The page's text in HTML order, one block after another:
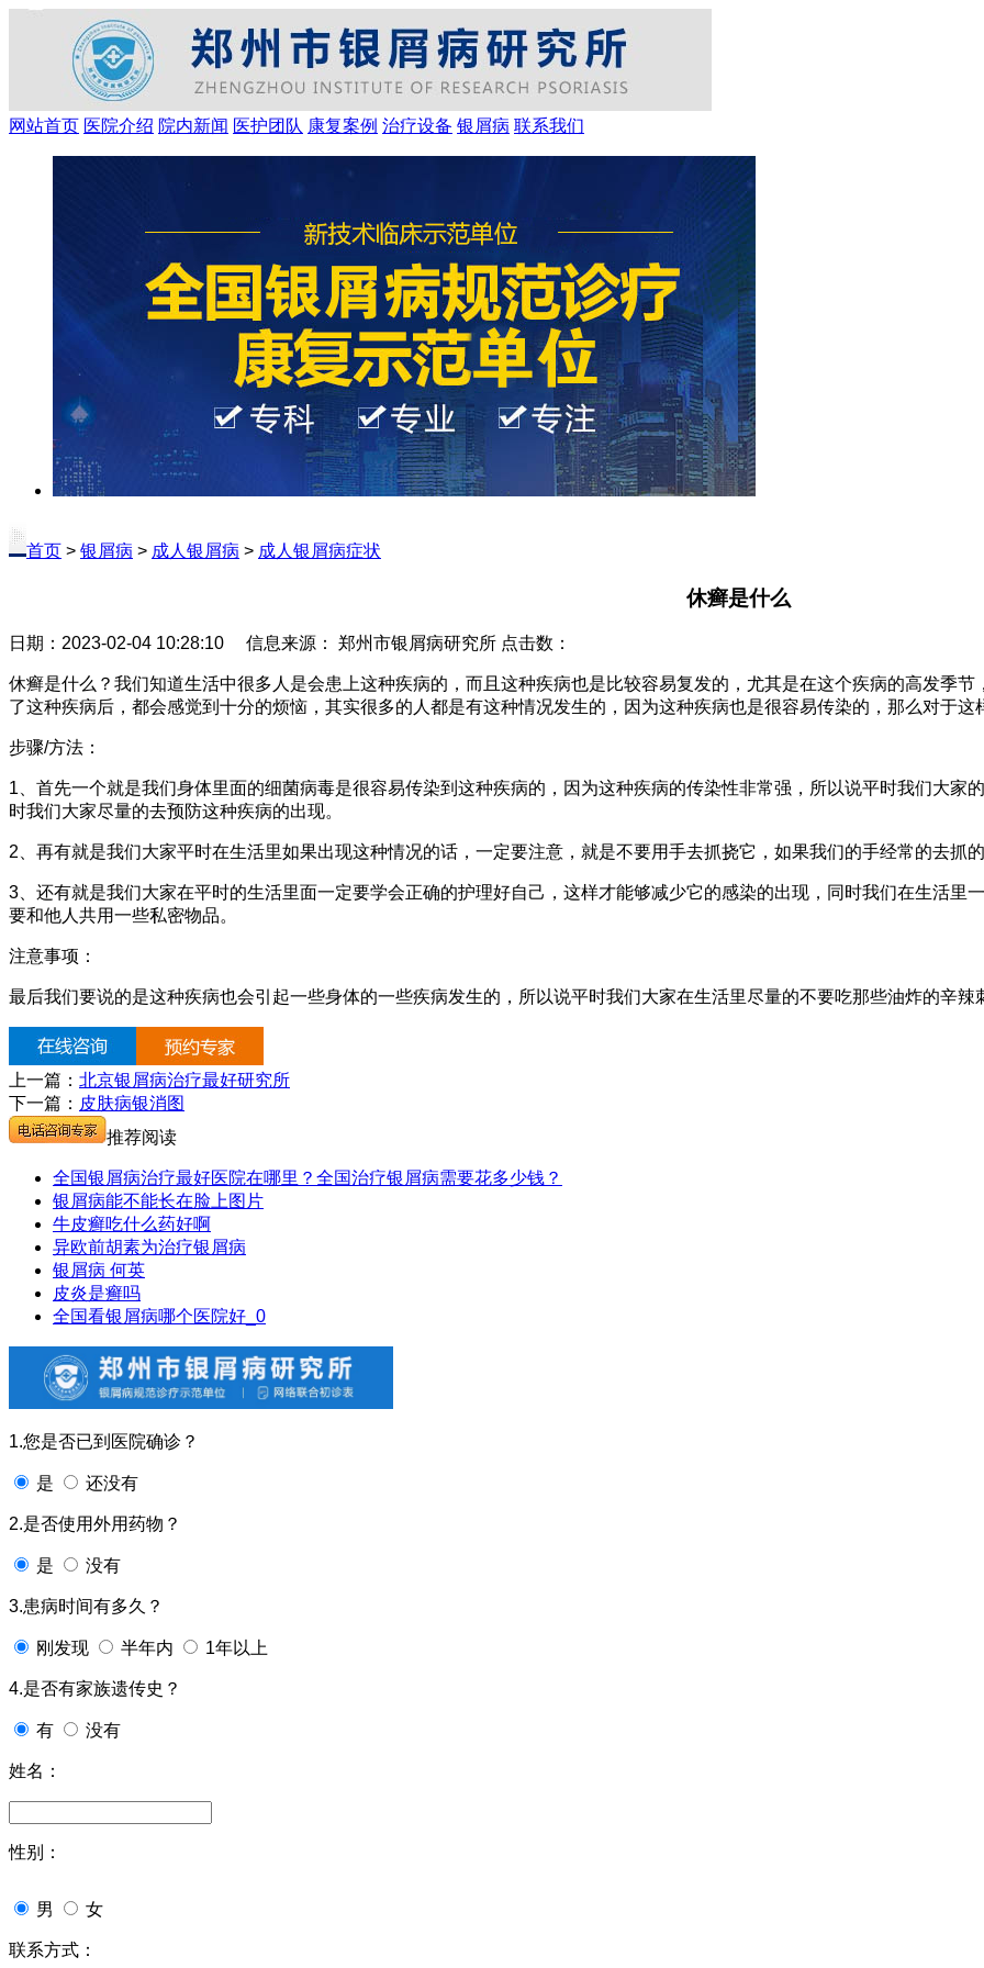
网站首页 医院介绍 院内新闻 医护团队 康复案例 治疗设备 银屑病 联系我们
首页 > 银屑病 > 成人银屑病 > 成人银屑病症状
休癣是什么
日期：2023-02-04 10:28:10 信息来源： 郑州市银屑病研究所 点击数：
休癣是什么？我们知道生活中很多人是会患上这种疾病的，而且这种疾病也是比较容易复发的，尤其是在这个疾病的高发季
了这种疾病后，都会感觉到十分的烦恼，其实很多的人都是有这种情况发生的，因为这种疾病也是很容易传染的，那么对于这
步骤/方法：
1、首先一个就是我们身体里面的细菌病毒是很容易传染到这种疾病的，因为这种疾病的传染性非常强，所以说平时我们大家
时我们大家尽量的去预防这种疾病的出现。
2、再有就是我们大家平时在生活里如果出现这种情况的话，一定要注意，就是不要用手去抓挠它，如果我们的手经常的去抓
3、还有就是我们大家在平时的生活里面一定要学会正确的护理好自己，这样才能够减少它的感染的出现，同时我们在生活里
要和他人共用一些私密物品。
注意事项：
最后我们要说的是这种疾病也会引起一些身体的一些疾病发生的，所以说平时我们大家在生活里尽量的不要吃那些油炸的辛辣
上一篇： 北京银屑病治疗最好研究所
下一篇： 皮肤病银消图
推荐阅读
全国银屑病治疗最好医院在哪里？全国治疗银屑病需要花多少钱？
银屑病能不能长在脸上图片
牛皮癣吃什么药好啊
异欧前胡素为治疗银屑病
银屑病 何英
皮炎是癣吗
全国看银屑病哪个医院好_0
1.您是否已到医院确诊？
是 还没有
2.是否使用外用药物？
是 没有
3.患病时间有多久？
刚发现 半年内 1年以上
4.是否有家族遗传史？
有 没有
姓名：
性别：
男 女
联系方式：